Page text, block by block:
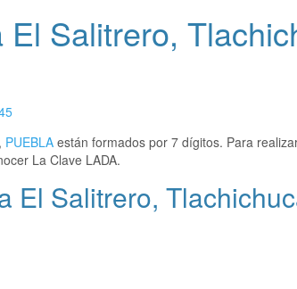
Salitrero,
PUEBLA están formados por 7 dígitos. Para
La Clave LADA.
El Salitrero,